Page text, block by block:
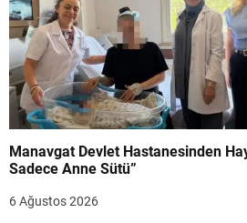
Manavgat Devlet Hastanesinden
Sadece Anne Sütü”
6 Ağustos 2026